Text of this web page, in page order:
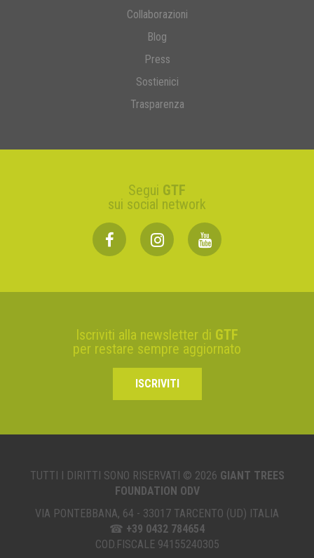
Collaborazioni
Blog
Press
Sostienici
Trasparenza
Segui GTF
sui social network
Iscriviti alla newsletter di GTF
per restare sempre aggiornato
ISCRIVITI
TUTTI I DIRITTI SONO RISERVATI © 2026 GIANT TREES
FOUNDATION ODV
VIA PONTEBBANA, 64 - 33017 TARCENTO (UD) ITALIA
☎ +39 0432 784654
COD.FISCALE 94155240305